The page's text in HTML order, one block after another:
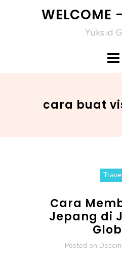
WELCOME
Yuks.id
cara buat
Cara
Jepang di
Posted on